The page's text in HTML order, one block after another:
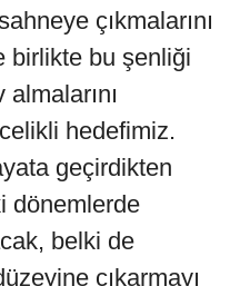
çıkmalarını
birlikte bu şenliği
hedefimiz.
geçirdikten
dönemlerde
belki de
çıkarmayı